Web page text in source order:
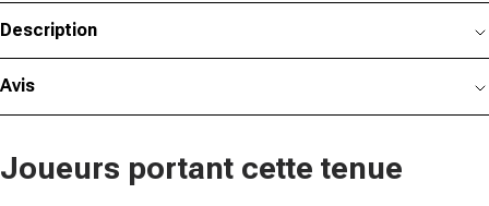
Description
Avis
Joueurs portant cette tenue